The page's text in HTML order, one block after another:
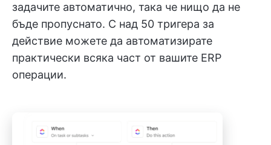
задачите автоматично, така че нищо да не
бъде пропуснато. С над 50 тригера за
действие можете да автоматизирате
практически всяка част от вашите ERP
операции.